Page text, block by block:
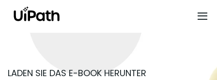
LADEN SIE DAS E-BOOK HERUNTER